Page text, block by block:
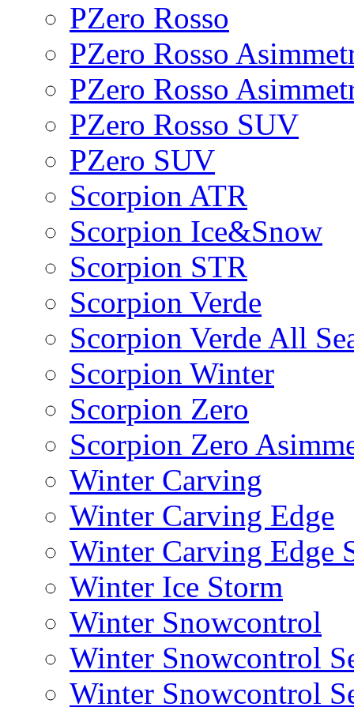
PZero Rosso
PZero Rosso
PZero Rosso
PZero Rosso SUV
PZero SUV
Scorpion ATR
Scorpion Ice&Snow
Scorpion STR
Scorpion Verde
Scorpion Verde All
Scorpion Winter
Scorpion Zero
Scorpion Zero
Winter Carving
Winter Carving Edge
Winter Carving Edge
Winter Ice Storm
Winter Snowcontrol
Winter Snowcontrol
Winter Snowcontrol